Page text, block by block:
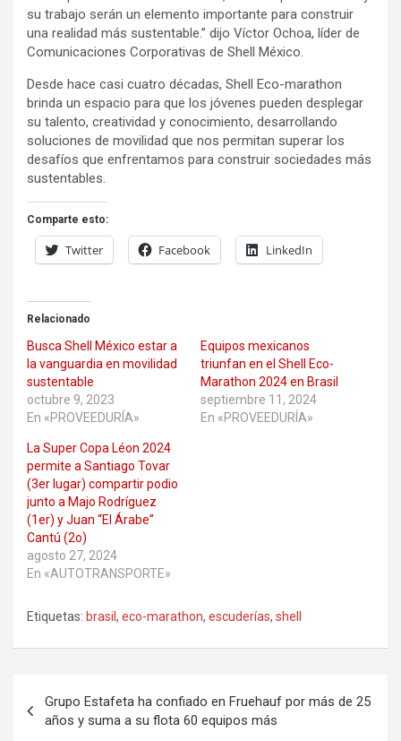
su trabajo serán un elemento importante para construir
una realidad más sustentable.” dijo Víctor Ochoa, líder de
Comunicaciones Corporativas de Shell México.
Desde hace casi cuatro décadas, Shell Eco-marathon
brinda un espacio para que los jóvenes pueden desplegar
su talento, creatividad y conocimiento, desarrollando
soluciones de movilidad que nos permitan superar los
desafíos que enfrentamos para construir sociedades más
sustentables.
Comparte esto:
Twitter Facebook LinkedIn
Relacionado
Busca Shell México estar a
la vanguardia en movilidad
sustentable
octubre 9, 2023
En «PROVEEDURÍA»
Equipos mexicanos
triunfan en el Shell Eco-
Marathon 2024 en Brasil
septiembre 11, 2024
En «PROVEEDURÍA»
La Super Copa Léon 2024
permite a Santiago Tovar
(3er lugar) compartir podio
junto a Majo Rodríguez
(1er) y Juan “El Árabe”
Cantú (2o)
agosto 27, 2024
En «AUTOTRANSPORTE»
Etiquetas: brasil , eco-marathon, escuderías, shell
de
Grupo Estafeta ha confiado en Fruehauf por más de 25
años y suma a su flota 60 equipos más